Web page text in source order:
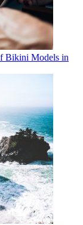
Bikini Models in